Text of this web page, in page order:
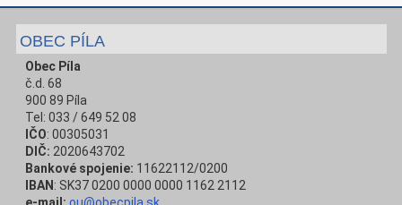
OBEC PÍLA
Obec Píla
č.d. 68
900 89 Píla
Tel: 033 / 649 52 08
IČO: 00305031
DIČ: 2020643702
Bankové spojenie: 11622112/0200
IBAN : SK37 0200 0000 0000 1162 2112
e-mail: ou@obecpila.sk